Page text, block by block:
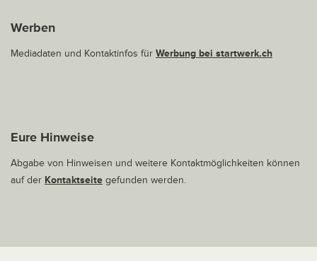
Werben
Mediadaten und Kontaktinfos für Werbung bei startwerk.ch
Eure Hinweise
Abgabe von Hinweisen und weitere Kontaktmöglichkeiten können
auf der Kontaktseite gefunden werden.